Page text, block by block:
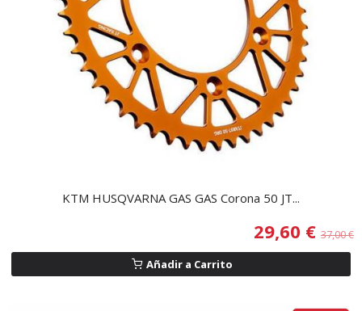
KTM HUSQVARNA GAS GAS Corona 50 JT...
29,60 € 37,00 €
Añadir a Carrito